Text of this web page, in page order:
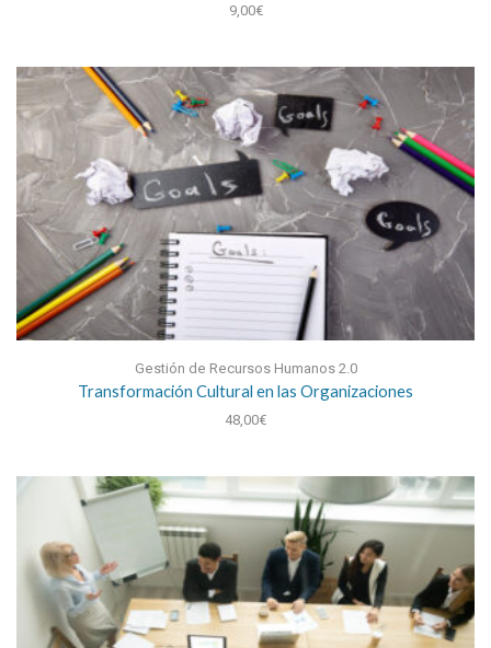
9,00€
Gestión de Recursos Humanos 2.0
Transformación Cultural en las Organizaciones
48,00€